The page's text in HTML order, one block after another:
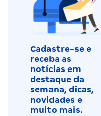
Cadastre-se e
receba as
notícias em
destaque da
semana, dicas,
novidades e
muito mais.